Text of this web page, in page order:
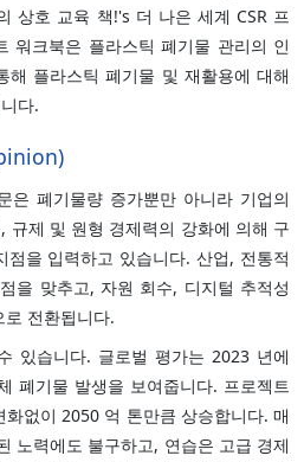
상호 교육 책!'s 더 나은 세계 CSR 프
워크북은 플라스틱 폐기물 관리의 인
해 플라스틱 폐기물 및 재활용에 대해
다.
은 폐기물량 증가뿐만 아니라 기업의
규제 및 원형 경제력의 강화에 의해 구
점을 입력하고 있습니다. 산업, 전통적
을 맞추고, 자원 회수, 디지털 추적성
전환됩니다.
있습니다. 글로벌 평가는 2023 년에
폐기물 발생을 보여줍니다. 프로젝트
없이 2050 억 톤만큼 상승합니다. 매
노력에도 불구하고, 연습은 고급 경제